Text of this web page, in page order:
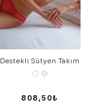
Destekli Sütyen Takım
808,50₺